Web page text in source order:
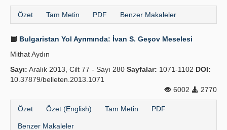
Özet Tam Metin PDF Benzer Makaleler
Bulgaristan Yol Ayrımında: İvan S. Geşov Mese­lesi
Mithat Aydın
Sayı: Aralık 2013, Cilt 77 - Sayı 280 Sayfalar: 1071-1102 DOI:
10.37879/belleten.2013.1071
6002
2770
Özet Özet (English) Tam Metin PDF
Benzer Makaleler